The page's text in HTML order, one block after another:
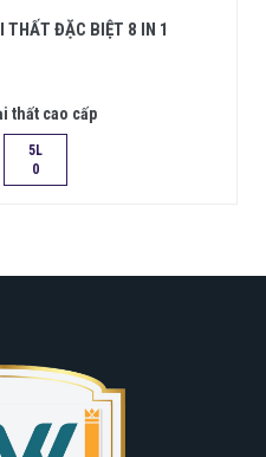
THẤT ĐẶC BIỆT 8 IN 1
thất cao cấp
5L
0